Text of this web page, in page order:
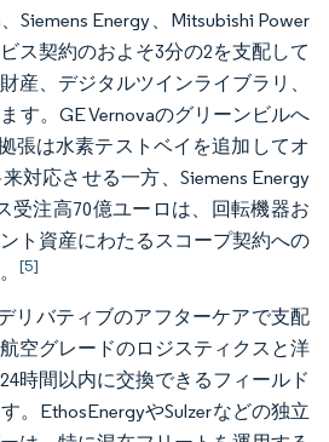
Siemens Energy、Mitsubishi Power
ス契約のおよそ3分の2を支配して
産、デジタルツインライブラリ、
す。GE Vernovaのグリーンビルへ
張は水素テストベイを追加してオ
対応させる一方、Siemens Energy
受注高70億ユーロは、回転機器お
ト資産にわたるスコープ契約への
[5]
リバティブのアフターケアで支配
空グレードのロジスティクスと洋
時間以内に交換できるフィールド
。EthosEnergyやSulzerなどの独立